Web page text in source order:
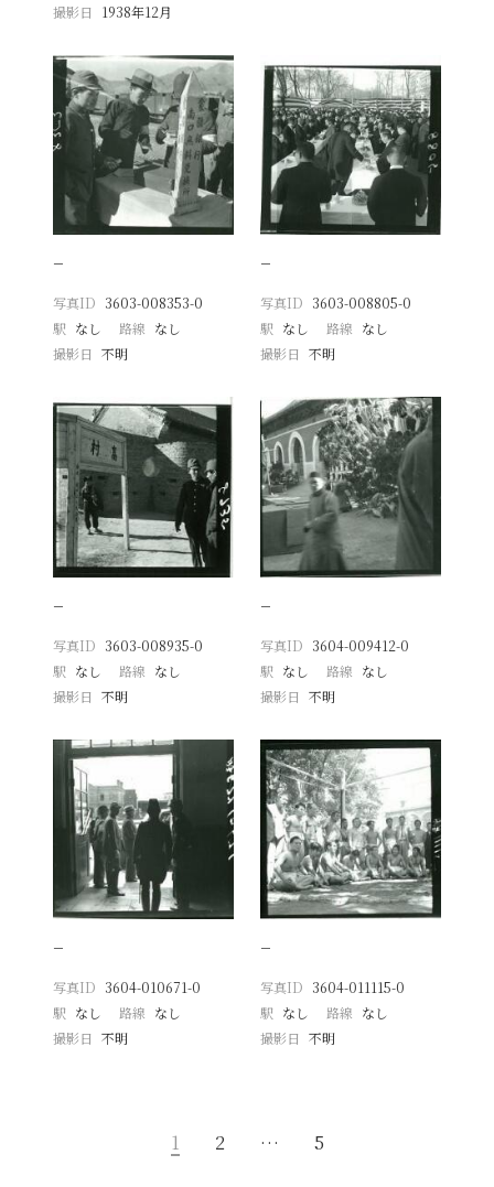
撮影日
1938年12月
−
写真ID 3603-008353-0
駅 なし 路線 なし
撮影日
不明
−
写真ID 3603-008805-0
駅 なし 路線 なし
撮影日 不明
−
写真ID 3603-008935-0
駅 なし 路線 なし
撮影日
不明
−
写真ID 3604-009412-0
駅 なし 路線 なし
撮影日 不明
−
写真ID 3604-010671-0
駅 なし 路線 なし
撮影日
不明
−
写真ID 3604-011115-0
駅 なし 路線 なし
撮影日 不明
1 2 … 5